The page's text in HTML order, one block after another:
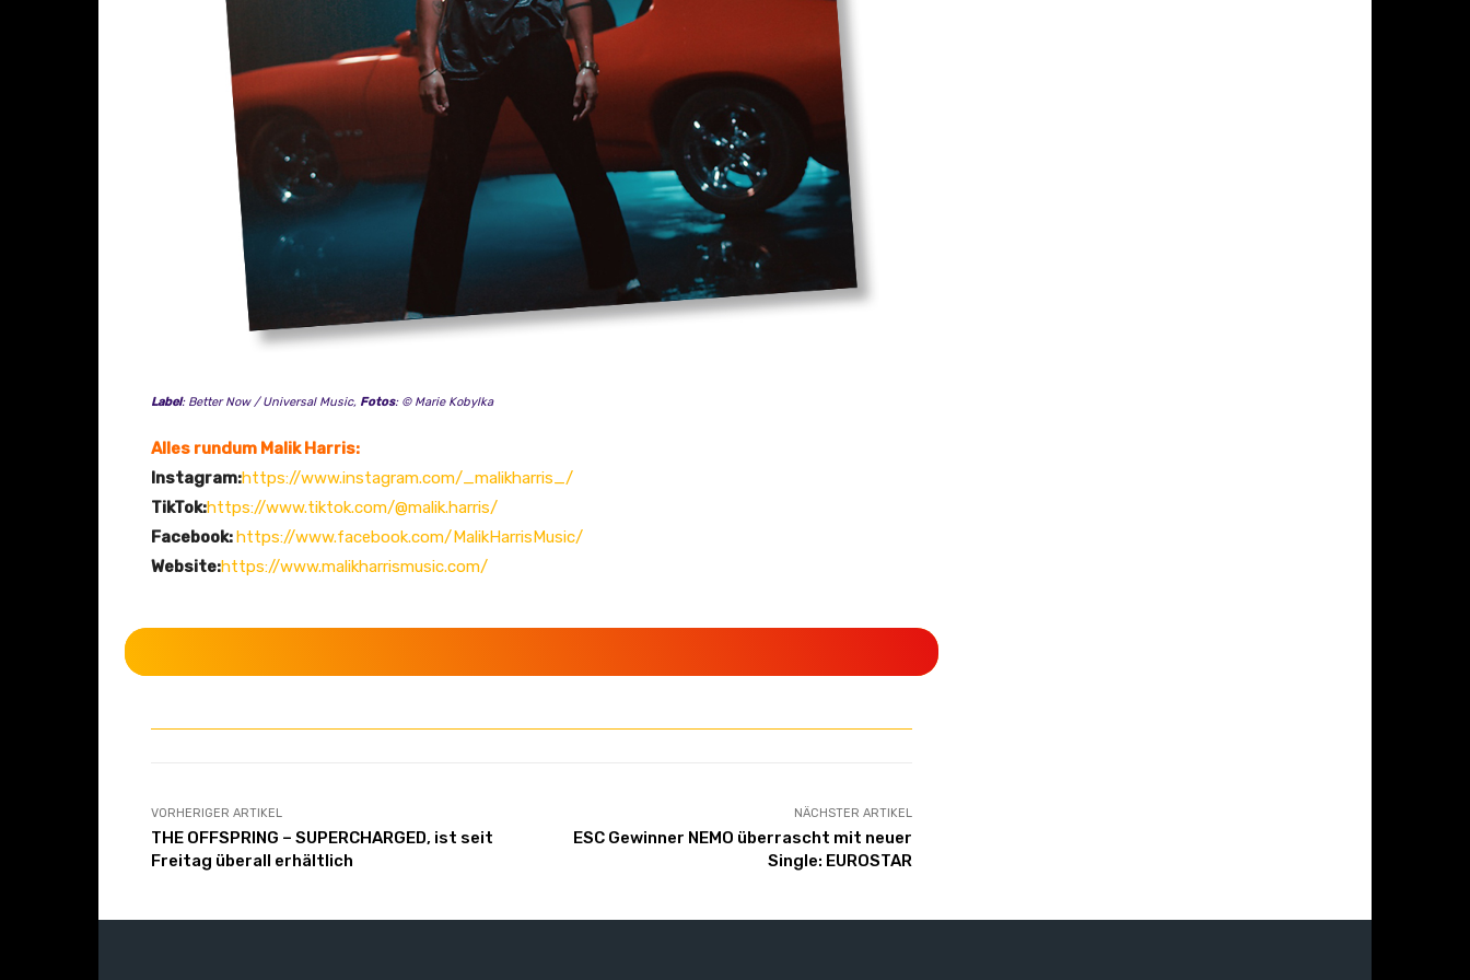
Label: Better Now / Universal Music, Fotos: © Marie Kobylka
Alles rundum Malik Harris:
Instagram:https://www.instagram.com/_malikharris_/
TikTok:https://www.tiktok.com/@malik.harris/
Facebook: https://www.facebook.com/MalikHarrisMusic/
Website:https://www.malikharrismusic.com/
VORHERIGER ARTIKEL
THE OFFSPRING – SUPERCHARGED, ist seit
Freitag überall erhältlich
NÄCHSTER ARTIKEL
ESC Gewinner NEMO überrascht mit neuer
Single: EUROSTAR